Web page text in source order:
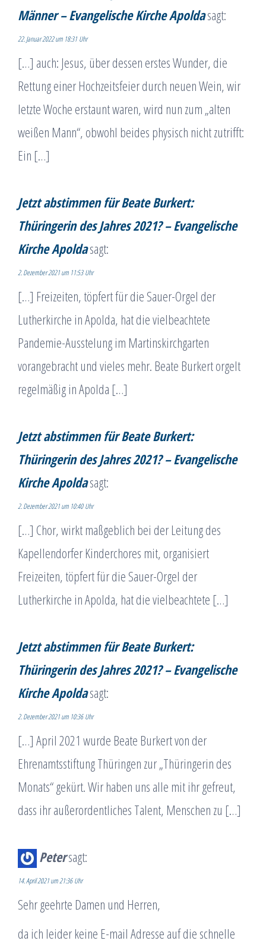
Männer – Evangelische Kirche Apoldasagt:
22. Januar 2022 um 18:31 Uhr
[…] auch: Jesus, über dessen erstes Wunder, die
Rettung einer Hochzeitsfeier durch neuen Wein, wir
letzte Woche erstaunt waren, wird nun zum „alten
weißen Mann“, obwohl beides physisch nicht zutrifft:
Ein […]
Jetzt abstimmen für Beate Burkert:
Thüringerin des Jahres 2021? – Evangelische
Kirche Apoldasagt:
2. Dezember 2021 um 11:53 Uhr
[…] Freizeiten, töpfert für die Sauer-Orgel der
Lutherkirche in Apolda, hat die vielbeachtete
Pandemie-Ausstelung im Martinskirchgarten
vorangebracht und vieles mehr. Beate Burkert orgelt
regelmäßig in Apolda […]
Jetzt abstimmen für Beate Burkert:
Thüringerin des Jahres 2021? – Evangelische
Kirche Apoldasagt:
2. Dezember 2021 um 10:40 Uhr
[…] Chor, wirkt maßgeblich bei der Leitung des
Kapellendorfer Kinderchores mit, organisiert
Freizeiten, töpfert für die Sauer-Orgel der
Lutherkirche in Apolda, hat die vielbeachtete […]
Jetzt abstimmen für Beate Burkert:
Thüringerin des Jahres 2021? – Evangelische
Kirche Apoldasagt:
2. Dezember 2021 um 10:36 Uhr
[…] April 2021 wurde Beate Burkert von der
Ehrenamtsstiftung Thüringen zur „Thüringerin des
Monats“ gekürt. Wir haben uns alle mit ihr gefreut,
dass ihr außerordentliches Talent, Menschen zu […]
Petersagt:
14. April 2021 um 21:36 Uhr
Sehr geehrte Damen und Herren,
da ich leider keine E-mail Adresse auf die schnelle